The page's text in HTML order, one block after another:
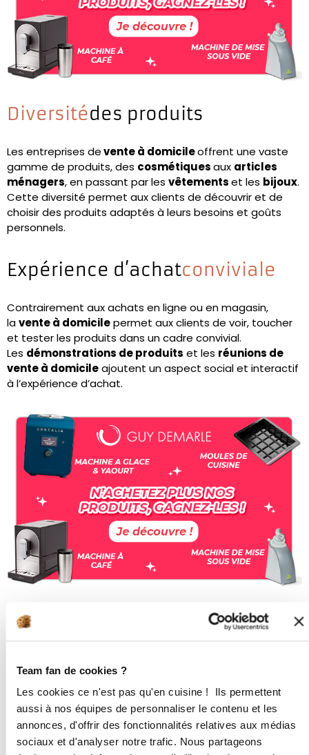
Team fan de cookies ?
Les cookies ce n'est pas qu'en cuisine ! Ils permettent
aussi à nos équipes de personnaliser le contenu et les
annonces, d'offrir des fonctionnalités relatives aux médias
sociaux et d'analyser notre trafic. Nous partageons
Diversitédes produits
Les entreprises devente à domicileoffrent une vaste
gamme de produits, des cosmétiquesaux articles
ménagers, en passant par les vêtementset les bijoux.
Cette diversité permet aux clients de découvrir et de
choisir des produits adaptés à leurs besoins et goûts
personnels.
Expérience d’achatconviviale
Contrairement aux achats en ligne ou en magasin,
lavente à domicilepermet aux clients de voir, toucher
et tester les produits dans un cadre convivial.
Les démonstrations de produits et les réunions de
vente à domicileajoutent un aspect social et interactif
à l’expérience d’achat.
Opportunités
La vente à domicile attire ceux qui recherchent une
source de revenusflexible. Elle offre la possibilité de
gérer son propre emploi du temps, de travailler de chez
soi et de contrôler ses revenus en fonction de l’effort
fourni.